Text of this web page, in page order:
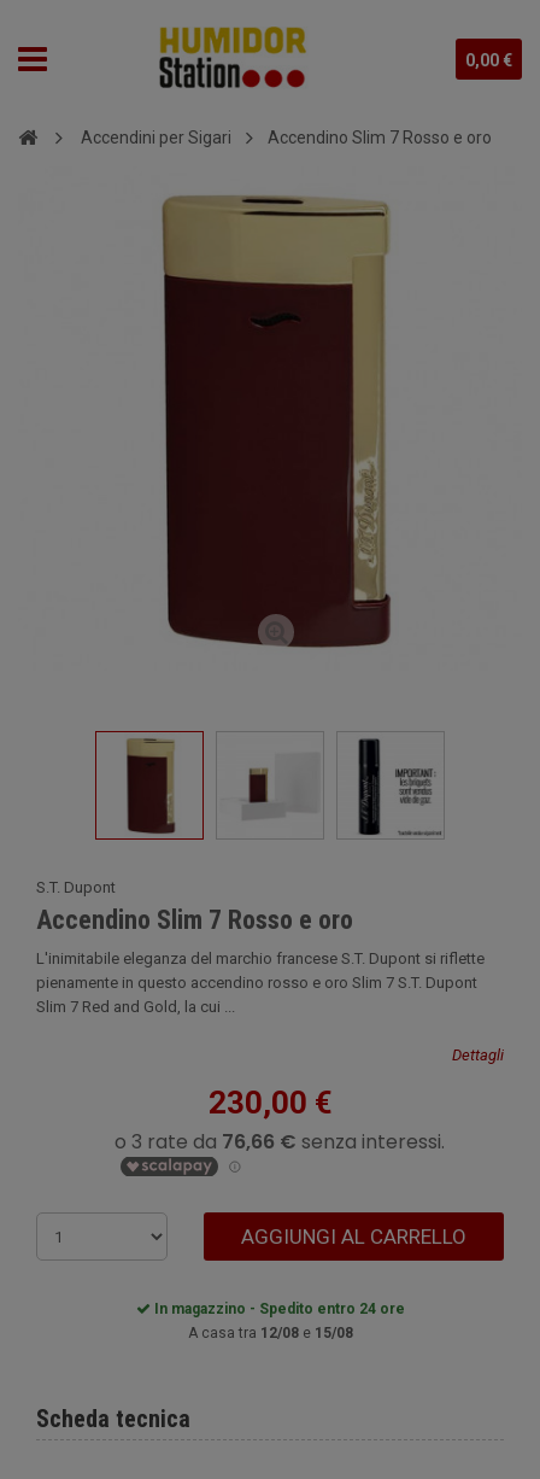
0,00 €
Accendini per Sigari Accendino Slim 7 Rosso e oro
S.T. Dupont
Accendino Slim 7 Rosso e oro
L'inimitabile eleganza del marchio francese S.T. Dupont si riflette
pienamente in questo accendino rosso e oro Slim 7 S.T. Dupont
Slim 7 Red and Gold, la cui ...
Dettagli
230,00 €
AGGIUNGI AL CARRELLO
In magazzino - Spedito entro 24 ore
A casa tra 12/08e 15/08
Scheda tecnica